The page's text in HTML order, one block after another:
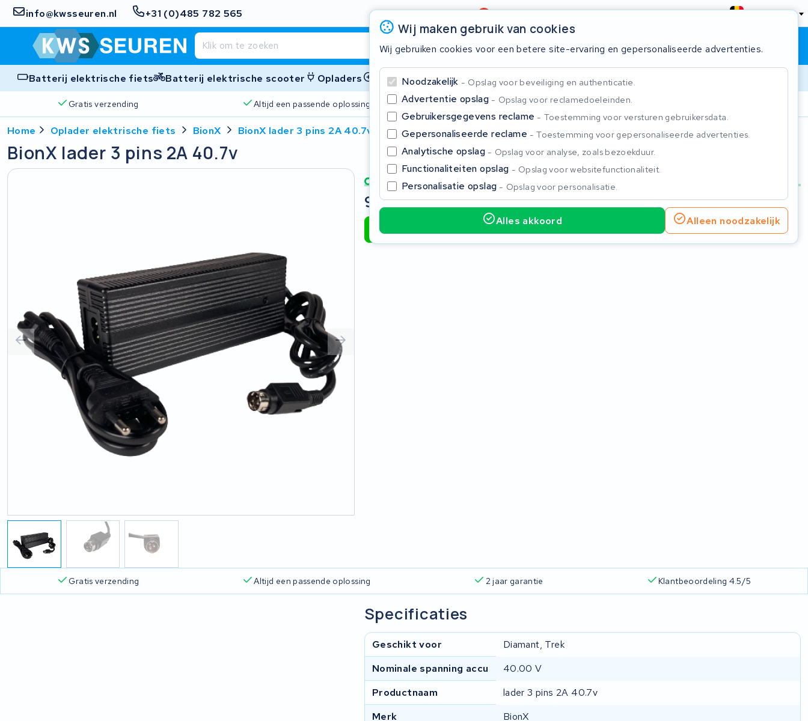
info@kwsseuren.nl +31 (0)485 782 565 Beoordeling4,6/5 België
Winkelwagen Inloggen
Batterij elektrische fiets Batterij elektrische scooter Opladers Accessoires
Gratis verzending Altijd een passende oplossing 2 jaar garantie
Wij maken gebruik van cookies
Wij gebruiken cookies voor een betere site-ervaring en gepersonaliseerde advertenties.
Noodzakelijk Opslag voor beveiliging en authenticatie.
Advertentie opslag Opslag voor reclamedoeleinden.
Gebruikersgegevens reclame Toestemming voor versturen gebruikersdata.
Gepersonaliseerde reclame Toestemming voor gepersonaliseerde advertenties.
Analytische opslag Opslag voor analyse, zoals bezoekduur.
Functionaliteiten opslag Opslag voor websitefunctionaliteit.
Personalisatie opslag Opslag voor personalisatie.
Alles akkoord Alleen noodzakelijk
Home Oplader elektrische fiets BionX BionX lader 3 pins 2A 40.7v
BionX lader 3 pins 2A 40.7v
95,00Incl. BTW
Gratis verzending Altijd een passende oplossing 2 jaar garantie Klantbeoordeling 4.5/5
Specificaties
Geschikt voor
Diamant, Trek
Nominale spanning accu
40.00 V
Productnaam
lader 3 pins 2A 40.7v
Merk
BionX
Sluiten
Begin te typen in de zoekbalk om te zoeken